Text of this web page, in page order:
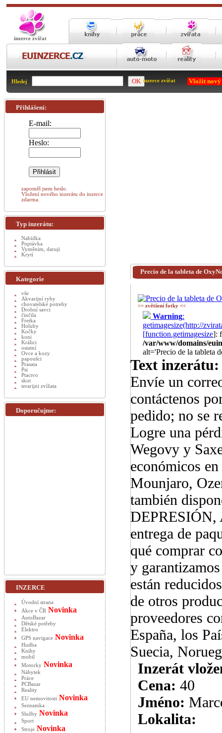
inzerce zvířat
Hledej inzerce zvířat Vložit
Precio de la tableta de
>> zvětšení fotky <<
Warning:
getimagesize(http://
[function.getimagesize]:
/var/www/domains/
alt='Precio de la tableta
Text inzerátu:
Envíe un
contáctenos
pedido; no se
Logre una
Wegovy y
económicos
Mounjaro,
también
DEPRESIÓN,
entrega de
qué comprar
y
están
de otros
proveedores
España, los
Suecia,
Inzerát
Cena: 40
Jméno:
Lokalita:
Přihlášení:
E-mail:
Heslo:
zapoměl jsem heslo.
Vložení nového inzerátu do inzerce
zdarma.
Typ inzerátu:
Nabídka
Poptávka
Vyměnim, daruji
Krytí
Kategorie
vše
Akvarijní ryby
chovatelské potreby
Drobní savci
činčila
Fretka
Holuby
Kočky
koni
Králici
ostatní
Ovce a kozy
papoušci
Prasata
Psi
Ptactvo
skot
terarijni zvížata
Doporučujme:
INZERCE
Úvodní strana
Akce v ČR Novinka
AutoBazar
Dětské potřeby
Elektro
GPS navigace Novinka
Hudba
Knihy
mobil
Motorky Novinka
Nábytek
Práce
PCBazar
Reality
EU nemovitosti Novinka
Seznamka
Služby Novinka
Sport
Stroje Novinka